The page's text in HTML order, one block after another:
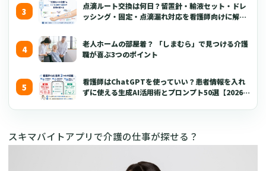
点滴ルート交換は何日？留置針・輸液セット・ドレ
ッシング・固定・点滴漏れ対応を看護師向けに解説
老人ホームの部屋着？ 「しまむら」で見つける介護
職が喜ぶ3つのポイント
看護師はChatGPTを使っていい？患者情報を入れ
ずに使える生成AI活用術とプロンプト50選【2026年
スキマバイトアプリで介護の仕事が探せる？